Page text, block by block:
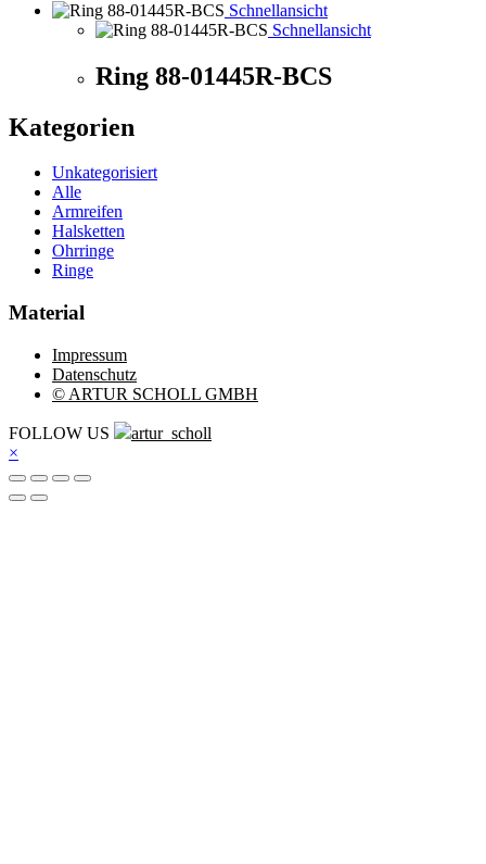
Schnellansicht
Schnellansicht
Ring 88-01445R-BCS
Kategorien
Unkategorisiert
Alle
Armreifen
Halsketten
Ohrringe
Ringe
Material
Impressum
Datenschutz
© ARTUR SCHOLL GMBH
FOLLOW US
artur_scholl
×